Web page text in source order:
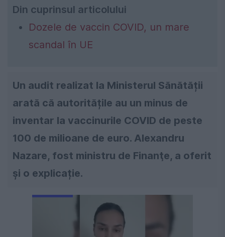
Din cuprinsul articolului
Dozele de vaccin COVID, un mare
scandal în UE
Un audit realizat la Ministerul Sănătății
arată că autoritățile au un minus de
inventar la vaccinurile COVID de peste
100 de milioane de euro. Alexandru
Nazare, fost ministru de Finanţe, a oferit
și o explicație.